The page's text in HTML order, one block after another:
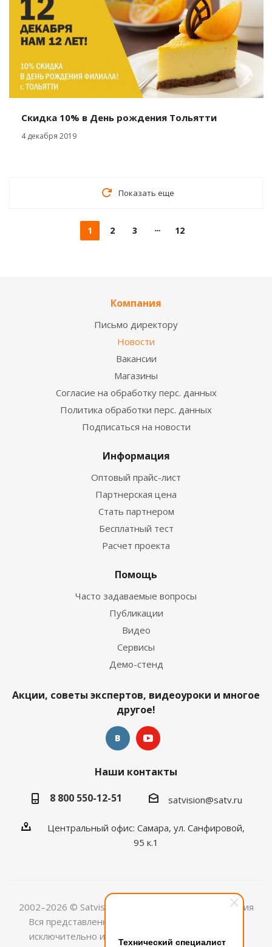
Технический специалист
Скидка 10% в День рождения Тольятти
4 декабря 2019
Показать еще
1 2 3 12
Компания
Письмо директору
Новости
Вакансии
Магазины
Согласие на обработку перс. данных
Политика обработки перс. данных
Подписаться на новости
Информация
Оптовый прайс-лист
Партнерская цена
Стать партнером
Бесплатный тест
Расчет проекта
Помощь
Часто задаваемые вопросы
Публикации
Видео
Сервисы
Демо-стенд
Акции, советы экспертов, видеоуроки и многое
другое!
Наши контакты
8 800 550-12-51
satvision@satv.ru
Центральный офис: Самара, ул. Санфировой,
95 к.1
2002–2026 © Satvision — системы видеонаблюдения
Вся представленная на сайте информация носит
исключительно информационный характер и не